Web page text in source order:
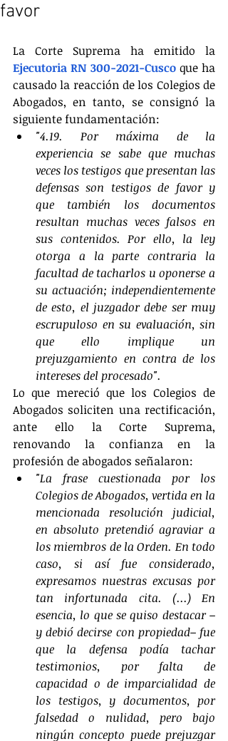
favor
Ejecutoria RN 300-2021-Cusco que ha
causado la reacción de los Colegios de
Abogados, en tanto, se consignó la
siguiente fundamentación:
"4.19. Por máxima de la
experiencia se sabe que muchas
veces los testigos que presentan las
defensas son testigos de favor y
que también los documentos
resultan muchas veces falsos en
sus contenidos. Por ello, la ley
otorga a la parte contraria la
facultad de tacharlos u oponerse a
su actuación; independientemente
de esto, el juzgador debe ser muy
escrupuloso en su evaluación, sin
que ello implique un
prejuzgamiento en contra de los
intereses del procesado".
Lo que mereció que los Colegios de
Abogados soliciten una rectificación,
ante ello la Corte Suprema,
renovando la confianza en la
profesión de abogados señalaron:
"La frase cuestionada por los
Colegios de Abogados, vertida en la
mencionada resolución judicial,
en absoluto pretendió agraviar a
los miembros de la Orden. En todo
caso, si así fue considerado,
expresamos nuestras excusas por
tan infortunada cita. (...) En
esencia, lo que se quiso destacar –
y debió decirse con propiedad– fue
que la defensa podía tachar
testimonios, por falta de
capacidad o de imparcialidad de
los testigos, y documentos, por
falsedad o nulidad, pero bajo
ningún concepto puede prejuzgar